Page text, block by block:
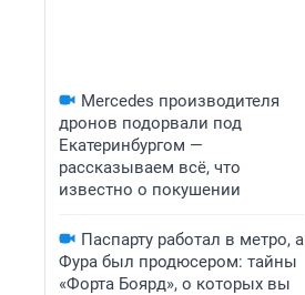
Mercedes производителя
дронов подорвали под
Екатеринбургом —
рассказываем всё, что
известно о покушении
Паспарту работал в метро, а
Фура был продюсером: тайны
«Форта Боярд», о которых вы